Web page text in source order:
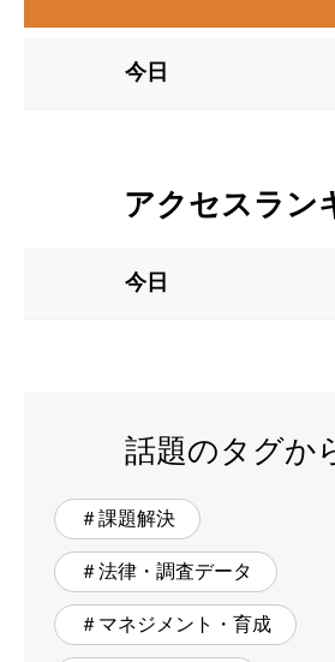
今日
アクセスラン
今日
話題のタグか
＃課題解決
＃法律・調査データ
＃マネジメント・育成